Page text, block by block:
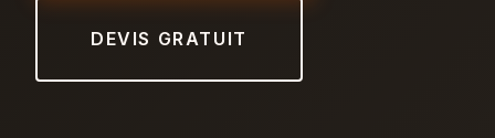
DEVIS GRATUIT